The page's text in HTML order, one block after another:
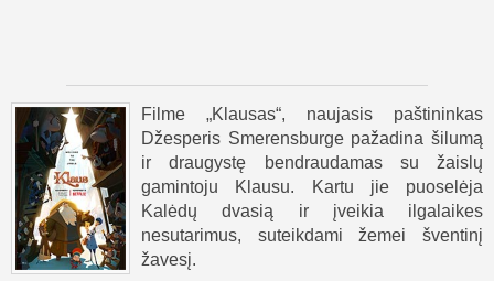
Filme „Klausas“, naujasis paštininkas
Džesperis Smerensburge pažadina šilumą
ir draugystę bendraudamas su žaislų
gamintoju Klausu. Kartu jie puoselėja
Kalėdų dvasią ir įveikia ilgalaikes
nesutarimus, suteikdami žemei šventinį
žavesį.